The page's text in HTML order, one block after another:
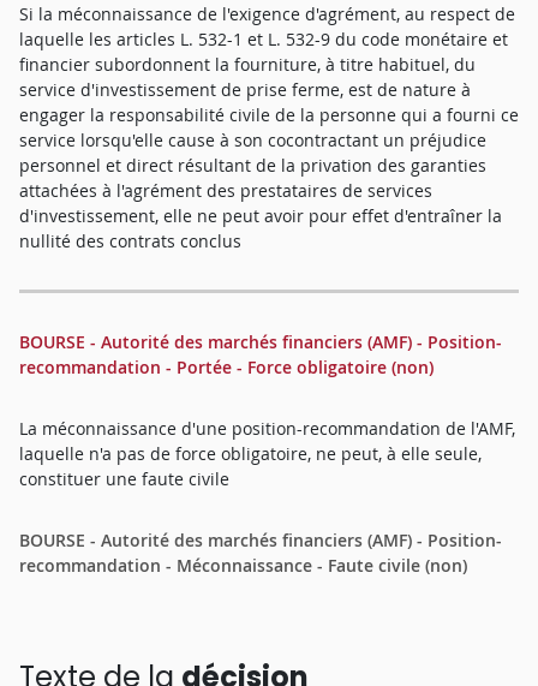
Si la méconnaissance de l'exigence d'agrément, au respect de
laquelle les articles L. 532-1 et L. 532-9 du code monétaire et
financier subordonnent la fourniture, à titre habituel, du
service d'investissement de prise ferme, est de nature à
engager la responsabilité civile de la personne qui a fourni ce
service lorsqu'elle cause à son cocontractant un préjudice
personnel et direct résultant de la privation des garanties
attachées à l'agrément des prestataires de services
d'investissement, elle ne peut avoir pour effet d'entraîner la
nullité des contrats conclus
BOURSE - Autorité des marchés financiers (AMF) - Position-
recommandation - Portée - Force obligatoire (non)
La méconnaissance d'une position-recommandation de l'AMF,
laquelle n'a pas de force obligatoire, ne peut, à elle seule,
constituer une faute civile
BOURSE - Autorité des marchés financiers (AMF) - Position-
recommandation - Méconnaissance - Faute civile (non)
Texte de la décision